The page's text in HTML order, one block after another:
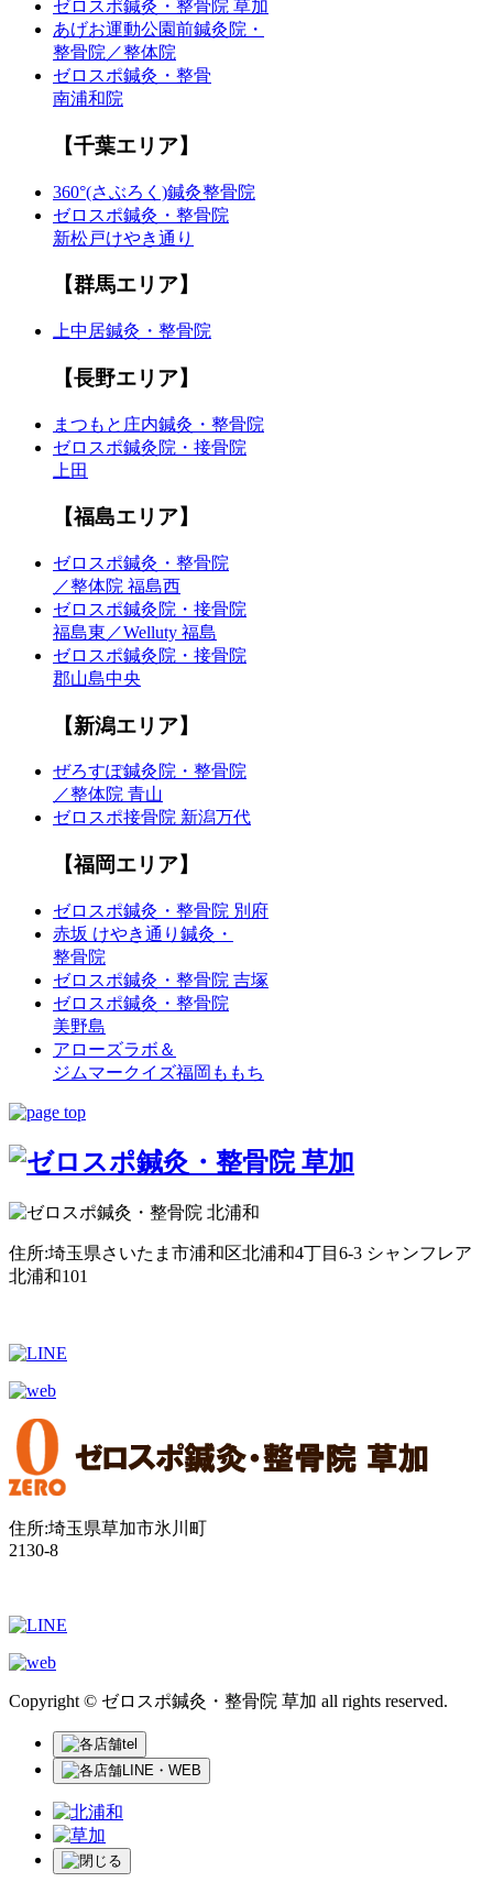
ゼロスポ鍼灸・整骨院 草加
あげお運動公園前鍼灸院・
整骨院／整体院
ゼロスポ鍼灸・整骨
南浦和院
【千葉エリア】
360°(さぶろく)鍼灸整骨院
ゼロスポ鍼灸・整骨院
新松戸けやき通り
【群馬エリア】
上中居鍼灸・整骨院
【長野エリア】
まつもと庄内鍼灸・整骨院
ゼロスポ鍼灸院・接骨院
上田
【福島エリア】
ゼロスポ鍼灸・整骨院
／整体院 福島西
ゼロスポ鍼灸院・接骨院
福島東／Welluty 福島
ゼロスポ鍼灸院・接骨院
郡山島中央
【新潟エリア】
ぜろすぽ鍼灸院・整骨院
／整体院 青山
ゼロスポ接骨院 新潟万代
【福岡エリア】
ゼロスポ鍼灸・整骨院 別府
赤坂 けやき通り鍼灸・
整骨院
ゼロスポ鍼灸・整骨院 吉塚
ゼロスポ鍼灸・整骨院
美野島
アローズラボ＆
ジムマークイズ福岡ももち
住所:埼玉県さいたま市浦和区北浦和4丁目6-3 シャンフレア
北浦和101
住所:埼玉県草加市氷川町
2130-8
Copyright © ゼロスポ鍼灸・整骨院 草加 all rights reserved.